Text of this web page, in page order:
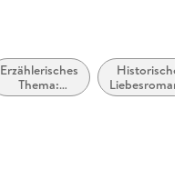
Erzählerisches
Thema:
Vertreibung,
Historische